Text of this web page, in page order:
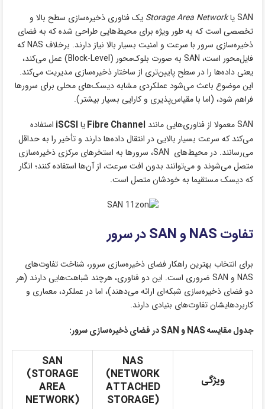
SAN یا Storage Area Network یک فناوری ذخیره‌سازی سطح بالا و
تخصصی است که به‌ طور ویژه برای محیط‌هایی طراحی شده که به فضای
ذخیره‌سازی سرور با سرعت و امنیت بسیار بالا نیاز دارند. برخلاف NAS که
فایل‌محور است، SAN به ‌صورت بلوک‌محور (Block-Level) عمل می‌کند،
یعنی داده‌ها را در سطح پایین‌تری از ساختار ذخیره‌سازی مدیریت می‌کند.
این موضوع باعث می‌شود عملکردی مشابه دیسک‌های محلی برای سرورها
فراهم شود، (اما با مقیاس‌پذیری و کارایی بسیار بیشتر).
SAN معمولا از فناوری‌هایی مانند
Fibre Channelیا iSCSI استفاده
می‌کند که سرعت بسیار بالایی در انتقال داده‌ها دارند و تأخیر را به حداقل
می‌رسانند. در محیط‌های SAN، سرورها به استخرهای مرکزی ذخیره‌سازی
متصل می‌شوند و می‌توانند بدون افت سرعت، از آن‌ها استفاده کنند؛ انگار
که دیسک مستقیما به خودشان متصل است.
تفاوت NAS و SAN در سرور
برای انتخاب بهترین راهکار فضای ذخیره‌سازی سرور، شناخت تفاوت‌های
NAS و SAN ضروری است. این دو فناوری، هرچند شباهت‌هایی دارند (هر
دو فضای ذخیره‌سازی شبکه‌ای ارائه می‌دهند)، اما در عملکرد، معماری و
کاربردهایشان تفاوت‌های بنیادی دارند.
جدول مقایسهNASوSANدر فضای ذخیره‌سازی سرور:
ویژگی
NAS
(NETWORK
ATTACHED
STORAGE)
SAN
(STORAGE
AREA
NETWORK)